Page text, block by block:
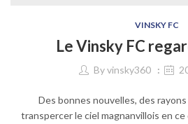
VINSKY FC
Le Vinsky FC
Byvinsky360
Des bonnes nouvelles, des
transpercer le ciel magnanvillois en